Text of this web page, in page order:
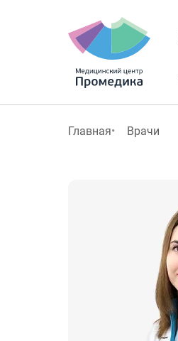
Главная Врачи